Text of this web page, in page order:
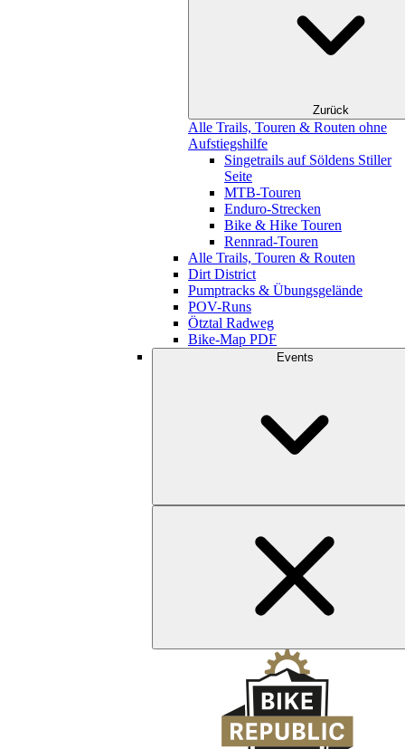
Zurück
Alle Trails, Touren & Routen ohne
Aufstiegshilfe
Singetrails auf Söldens Stiller
Seite
MTB-Touren
Enduro-Strecken
Bike & Hike Touren
Rennrad-Touren
Alle Trails, Touren & Routen
Dirt District
Pumptracks & Übungsgelände
POV-Runs
Ötztal Radweg
Bike-Map PDF
Events